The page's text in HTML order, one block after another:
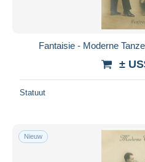
Fantaisie - Moderne
±
Statuut
Nieuw